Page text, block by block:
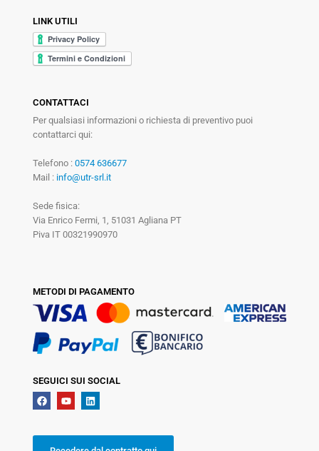
LINK UTILI
CONTATTACI
Per qualsiasi informazioni o richiesta di preventivo puoi
contattarci qui:
Telefono : 0574 636677
Mail : info@utr-srl.it
Sede fisica:
Via Enrico Fermi, 1, 51031 Agliana PT
Piva IT 00321990970
METODI DI PAGAMENTO
SEGUICI SUI SOCIAL